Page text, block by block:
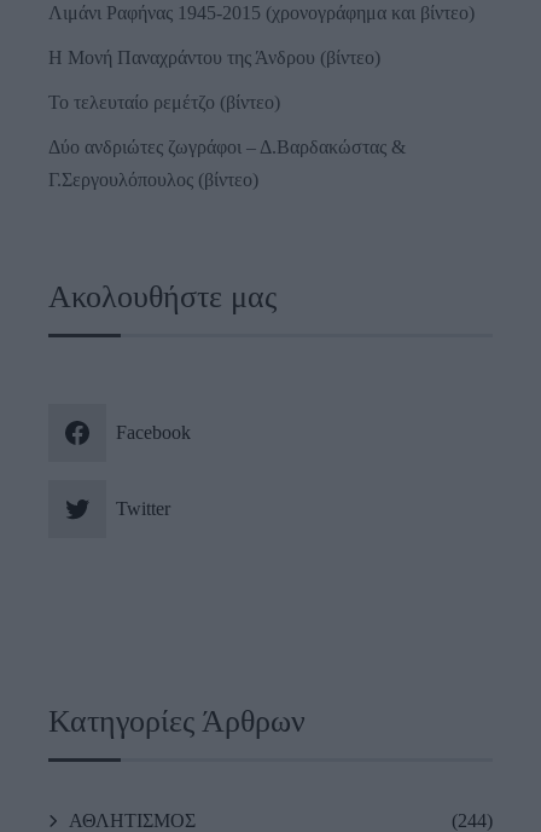
Λιμάνι Ραφήνας 1945-2015 (χρονογράφημα και βίντεο)
Η Μονή Παναχράντου της Άνδρου (βίντεο)
Το τελευταίο ρεμέτζο (βίντεο)
Δύο ανδριώτες ζωγράφοι – Δ.Βαρδακώστας &
Γ.Σεργουλόπουλος (βίντεο)
Ακολουθήστε μας
Facebook
Twitter
Κατηγορίες Άρθρων
ΑΘΛΗΤΙΣΜΟΣ (244)